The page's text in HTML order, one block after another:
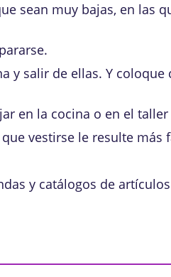
sean muy bajas, en las
y salir de ellas. Y coloque
en la cocina o en el
vestirse le resulte más
y catálogos de